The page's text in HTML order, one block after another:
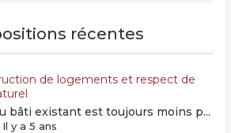
récentes
de logements et respect de
bâti existant est toujours moins p...
Il y a 5 ans